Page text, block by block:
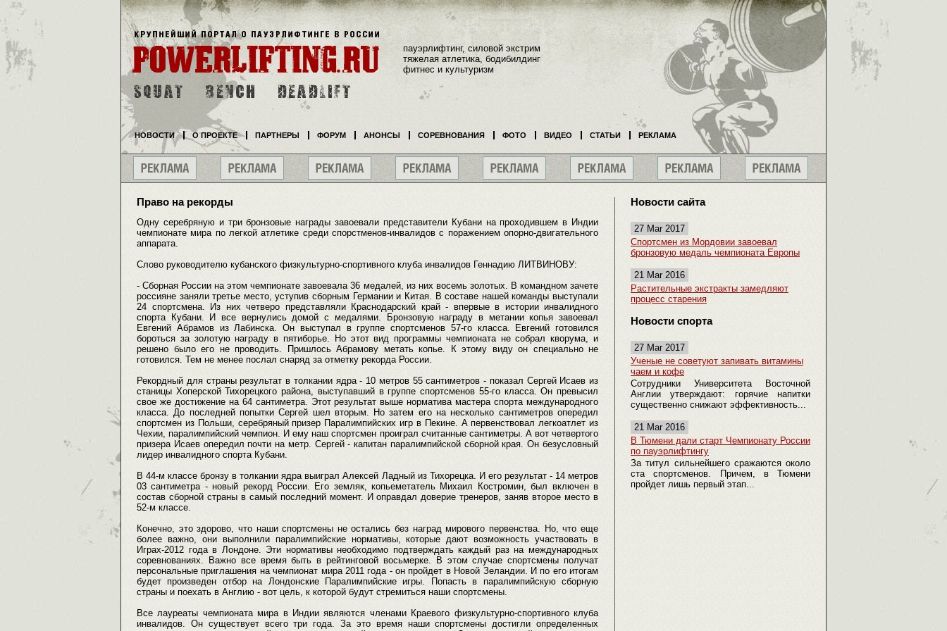
Право на рекорды
Одну серебряную и три бронзовые награды завоевали представители Кубани на проходившем в Индии
чемпионате мира по легкой атлетике среди спорстменов-инвалидов с поражением опорно-двигательного
аппарата.
Слово руководителю кубанского физкультурно-спортивного клуба инвалидов Геннадию ЛИТВИНОВУ:
- Сборная России на этом чемпионате завоевала 36 медалей, из них восемь золотых. В командном зачете
россияне заняли третье место, уступив сборным Германии и Китая. В составе нашей команды выступали
24 спортсмена. Из них четверо представляли Краснодарский край - впервые в истории инвалидного
спорта Кубани. И все вернулись домой с медалями. Бронзовую награду в метании копья завоевал
Евгений Абрамов из Лабинска. Он выступал в группе спортсменов 57-го класса. Евгений готовился
бороться за золотую награду в пятиборье. Но этот вид программы чемпионата не собрал кворума, и
решено было его не проводить. Пришлось Абрамову метать копье. К этому виду он специально не
готовился. Тем не менее послал снаряд за отметку рекорда России.
Рекордный для страны результат в толкании ядра - 10 метров 55 сантиметров - показал Сергей Исаев из
станицы Хоперской Тихорецкого района, выступавший в группе спортсменов 55-го класса. Он превысил
свое же достижение на 64 сантиметра. Этот результат выше норматива мастера спорта международного
класса. До последней попытки Сергей шел вторым. Но затем его на несколько сантиметров опередил
спортсмен из Польши, серебряный призер Паралимпийских игр в Пекине. А первенствовал легкоатлет из
Чехии, паралимпийский чемпион. И ему наш спортсмен проиграл считанные сантиметры. А вот четвертого
призера Исаев опередил почти на метр. Сергей - капитан паралимпийской сборной края. Он безусловный
лидер инвалидного спорта Кубани.
В 44-м классе бронзу в толкании ядра выиграл Алексей Ладный из Тихорецка. И его результат - 14 метров
03 сантиметра - новый рекорд России. Его земляк, копьеметатель Михаил Костромин, был включен в
состав сборной страны в самый последний момент. И оправдал доверие тренеров, заняв второе место в
52-м классе.
Конечно, это здорово, что наши спортсмены не остались без наград мирового первенства. Но, что еще
более важно, они выполнили паралимпийские нормативы, которые дают возможность участвовать в
Играх-2012 года в Лондоне. Эти нормативы необходимо подтверждать каждый раз на международных
соревнованиях. Важно все время быть в рейтинговой восьмерке. В этом случае спортсмены получат
персональные приглашения на чемпионат мира 2011 года - он пройдет в Новой Зеландии. И по его итогам
будет произведен отбор на Лондонские Паралимпийские игры. Попасть в паралимпийскую сборную
страны и поехать в Англию - вот цель, к которой будут стремиться наши спортсмены.
Все лауреаты чемпионата мира в Индии являются членами Краевого физкультурно-спортивного клуба
инвалидов. Он существует всего три года. За это время наши спортсмены достигли определенных
Новости сайта
27 Mar 2017
Спортсмен из Мордовии завоевал
бронзовую медаль чемпионата Европы
21 Mar 2016
Растительные экстракты замедляют
процесс старения
Новости спорта
27 Mar 2017
Ученые не советуют запивать витамины
чаем и кофе
Сотрудники Университета Восточной
Англии утверждают: горячие напитки
существенно снижают эффективность...
21 Mar 2016
В Тюмени дали старт Чемпионату России
по пауэрлифтингу
За титул сильнейшего сражаются около
ста спортсменов. Причем, в Тюмени
пройдет лишь первый этап...
пауэрлифтинг, силовой экстрим
тяжелая атлетика, бодибилдинг
фитнес и культуризм
НОВОСТИ О ПРОЕКТЕ ПАРТНЕРЫ ФОРУМ АНОНСЫ СОРЕВНОВАНИЯ ФОТО ВИДЕО СТАТЬИ РЕКЛАМА